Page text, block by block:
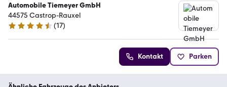
Automobile Tiemeyer GmbH
44575 Castrop-Rauxel
4.6 Sterne
(17)
Kontakt Parken